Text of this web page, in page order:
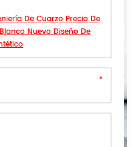
De Cuarzo Precio De
Nuevo Diseño De